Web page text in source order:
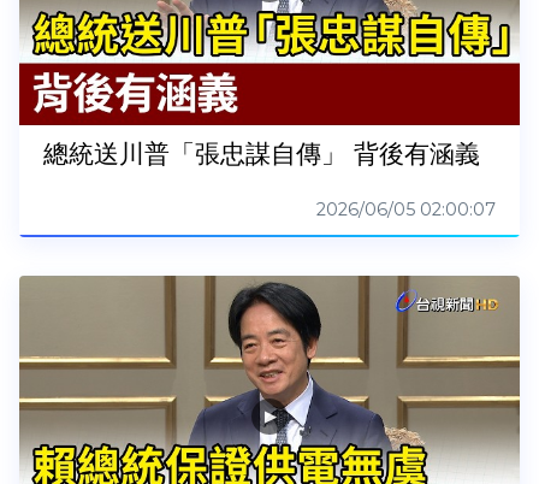
總統送川普「張忠謀自傳」 背後有涵義
2026/06/05 02:00:07